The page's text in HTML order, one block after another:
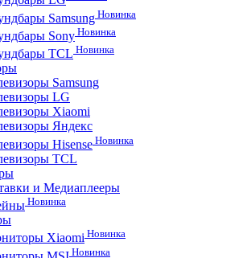
SamsungНовинка
Sony Новинка
TCL Новинка
Samsung
LG
Xiaomi
Яндекс
Hisense Новинка
TCL
и Медиаплееры
Новинка
XiaomiНовинка
Новинка